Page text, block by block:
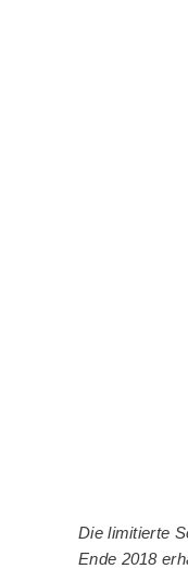
Die limitierte
Ende 2018